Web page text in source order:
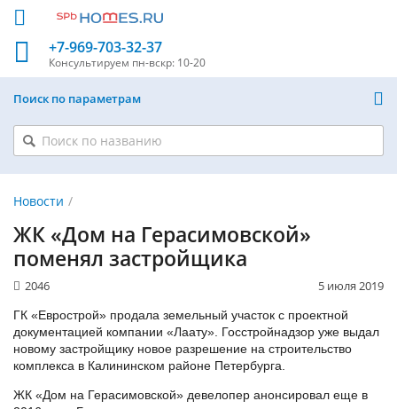
+7-969-703-32-37
Консультируем пн-вскр: 10-20
Поиск по параметрам
Новости
ЖК «Дом на Герасимовской»
поменял застройщика
5 июля 2019
2046
ГК «Еврострой» продала земельный участок с проектной
документацией компании «Лаату». Госстройнадзор уже выдал
новому застройщику новое разрешение на строительство
комплекса в Калининском районе Петербурга.
ЖК «Дом на Герасимовской» девелопер анонсировал еще в